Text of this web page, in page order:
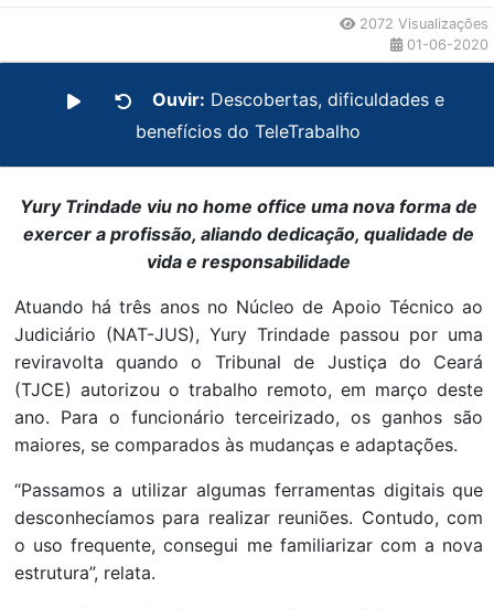
2072 Visualizações
01-06-2020
Ouvir: Descobertas, dificuldades e
benefícios do TeleTrabalho
Yury Trindade viu no home office uma nova forma de
exercer a profissão, aliando dedicação, qualidade de
vida e responsabilidade
Atuando há três anos no Núcleo de Apoio Técnico ao
Judiciário (NAT-JUS), Yury Trindade passou por uma
reviravolta quando o Tribunal de Justiça do Ceará
(TJCE) autorizou o trabalho remoto, em março deste
ano. Para o funcionário terceirizado, os ganhos são
maiores, se comparados às mudanças e adaptações.
“Passamos a utilizar algumas ferramentas digitais que
desconhecíamos para realizar reuniões. Contudo, com
o uso frequente, consegui me familiarizar com a nova
estrutura”, relata.